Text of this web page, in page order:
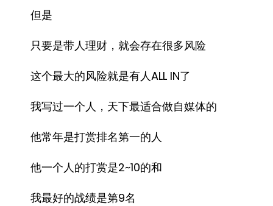
但是
只要是带人理财，就会存在很多风险
这个最大的风险就是有人ALL IN了
我写过一个人，天下最适合做自媒体的
他常年是打赏排名第一的人
他一个人的打赏是2~10的和
我最好的战绩是第9名